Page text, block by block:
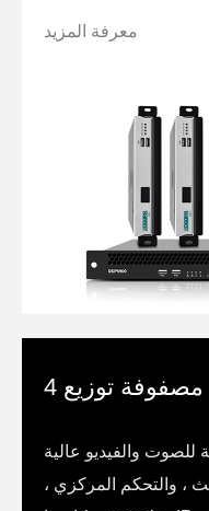
معرفة المزيد
والفيديو عالية
، والتحكم المركزي ،